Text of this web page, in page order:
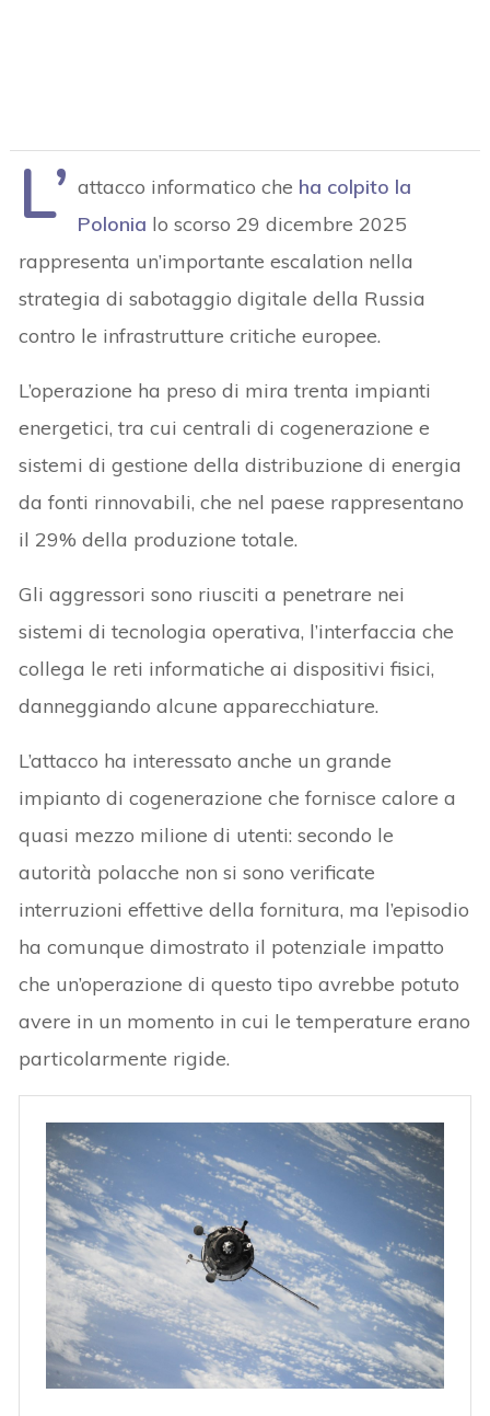
L’ attacco informatico che ha colpito la
Polonia lo scorso 29 dicembre 2025
rappresenta un’importante escalation nella
strategia di sabotaggio digitale della Russia
contro le infrastrutture critiche europee.
L’operazione ha preso di mira trenta impianti
energetici, tra cui centrali di cogenerazione e
sistemi di gestione della distribuzione di energia
da fonti rinnovabili, che nel paese rappresentano
il 29% della produzione totale.
Gli aggressori sono riusciti a penetrare nei
sistemi di tecnologia operativa, l’interfaccia che
collega le reti informatiche ai dispositivi fisici,
danneggiando alcune apparecchiature.
L’attacco ha interessato anche un grande
impianto di cogenerazione che fornisce calore a
quasi mezzo milione di utenti: secondo le
autorità polacche non si sono verificate
interruzioni effettive della fornitura, ma l’episodio
ha comunque dimostrato il potenziale impatto
che un’operazione di questo tipo avrebbe potuto
avere in un momento in cui le temperature erano
particolarmente rigide.